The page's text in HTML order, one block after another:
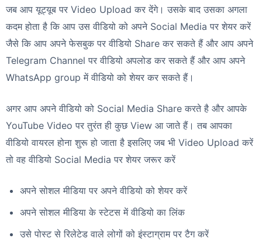
जब आप यूट्यूब पर Video Upload कर देंगे। उसके बाद उसका अगला
कदम होता है कि आप उस वीडियो को अपने Social Media पर शेयर करें
जैसे कि आप अपने फेसबुक पर वीडियो Share कर सकते हैं और आप अपने
Telegram Channel पर वीडियो अपलोड कर सकते हैं और आप अपने
WhatsApp group में वीडियो को शेयर कर सकते हैं।
अगर आप अपने वीडियो को Social Media Share करते है और आपके
YouTube Video पर तुरंत ही कुछ View आ जाते हैं। तब आपका
वीडियो वायरल होना शुरू हो जाता है इसलिए जब भी Video Upload करें
तो वह वीडियो Social Media पर शेयर जरूर करें
अपने सोशल मीडिया पर अपने वीडियो को शेयर करें
अपने सोशल मीडिया के स्टेटस में वीडियो का लिंक
उसे पोस्ट से रिलेटेड वाले लोगों को इंस्टाग्राम पर टैग करें